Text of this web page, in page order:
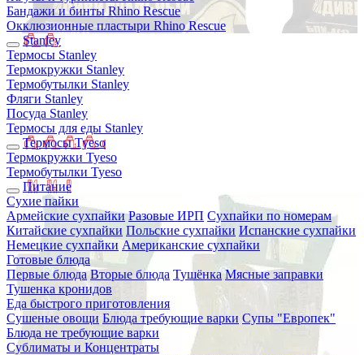
Бандажи и бинты Rhino Rescue
Окклюзионные пластыри Rhino Rescue
Stanley
Термосы Stanley
Термокружки Stanley
Термобутылки Stanley
Фляги Stanley
Посуда Stanley
Термосы для еды Stanley
Термосы Tyeso
Термокружки Tyeso
Термобутылки Tyeso
Питание
Сухие пайки
Армейские сухпайки Разовые ИРП Сухпайки по номерам
Китайские сухпайки Польские сухпайки Испанские сухпайки
Немецкие сухпайки Американские сухпайки
Готовые блюда
Первые блюда Вторые блюда Тушёнка Мясные заправки
Тушенка кронидов
Еда быстрого приготовления
Сушеные овощи Блюда требующие варки Супы "Европек"
Блюда не требующие варки
Сублиматы и Концентраты